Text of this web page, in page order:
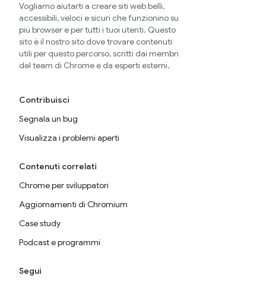
Vogliamo aiutarti a creare siti web belli,
accessibili, veloci e sicuri che funzionino su
più browser e per tutti i tuoi utenti. Questo
sito è il nostro sito dove trovare contenuti
utili per questo percorso, scritti dai membri
del team di Chrome e da esperti esterni.
Contribuisci
Segnala un bug
Visualizza i problemi aperti
Contenuti correlati
Chrome per sviluppatori
Aggiornamenti di Chromium
Case study
Podcast e programmi
Segui